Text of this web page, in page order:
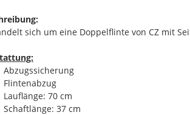
sich um eine Doppelflinte von CZ mit
Abzugssicherung
Flintenabzug
Lauflänge: 70 cm
Schaftlänge: 37 cm